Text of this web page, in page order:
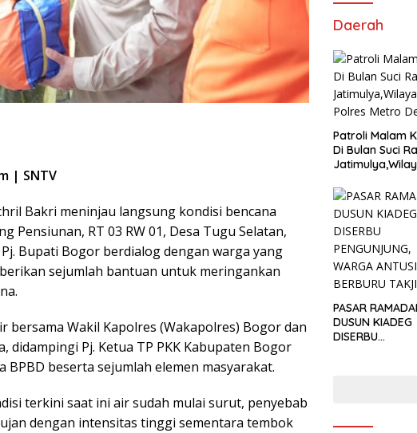
| SNTV
Bakri meninjau langsung kondisi bencana
Pensiunan, RT 03 RW 01, Desa Tugu Selatan,
Pj. Bupati Bogor berdialog dengan warga yang
sejumlah bantuan untuk meringankan
bersama Wakil Kapolres (Wakapolres) Bogor dan
didampingi Pj. Ketua TP PKK Kabupaten Bogor
BPBD beserta sejumlah elemen masyarakat.
terkini saat ini air sudah mulai surut, penyebab
dengan intensitas tinggi sementara tembok
Daerah
Patroli Malam
Di Bulan Suci
PASAR
DUSUN KIADEG
DISERBU